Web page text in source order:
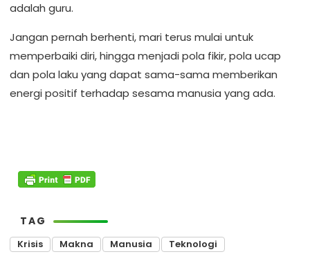
adalah guru.
‎Jangan pernah berhenti, mari terus mulai untuk
memperbaiki diri, hingga menjadi pola fikir, pola ucap
dan pola laku yang dapat sama-sama memberikan
energi positif terhadap sesama manusia yang ada.
TAG
Krisis Makna Manusia Teknologi